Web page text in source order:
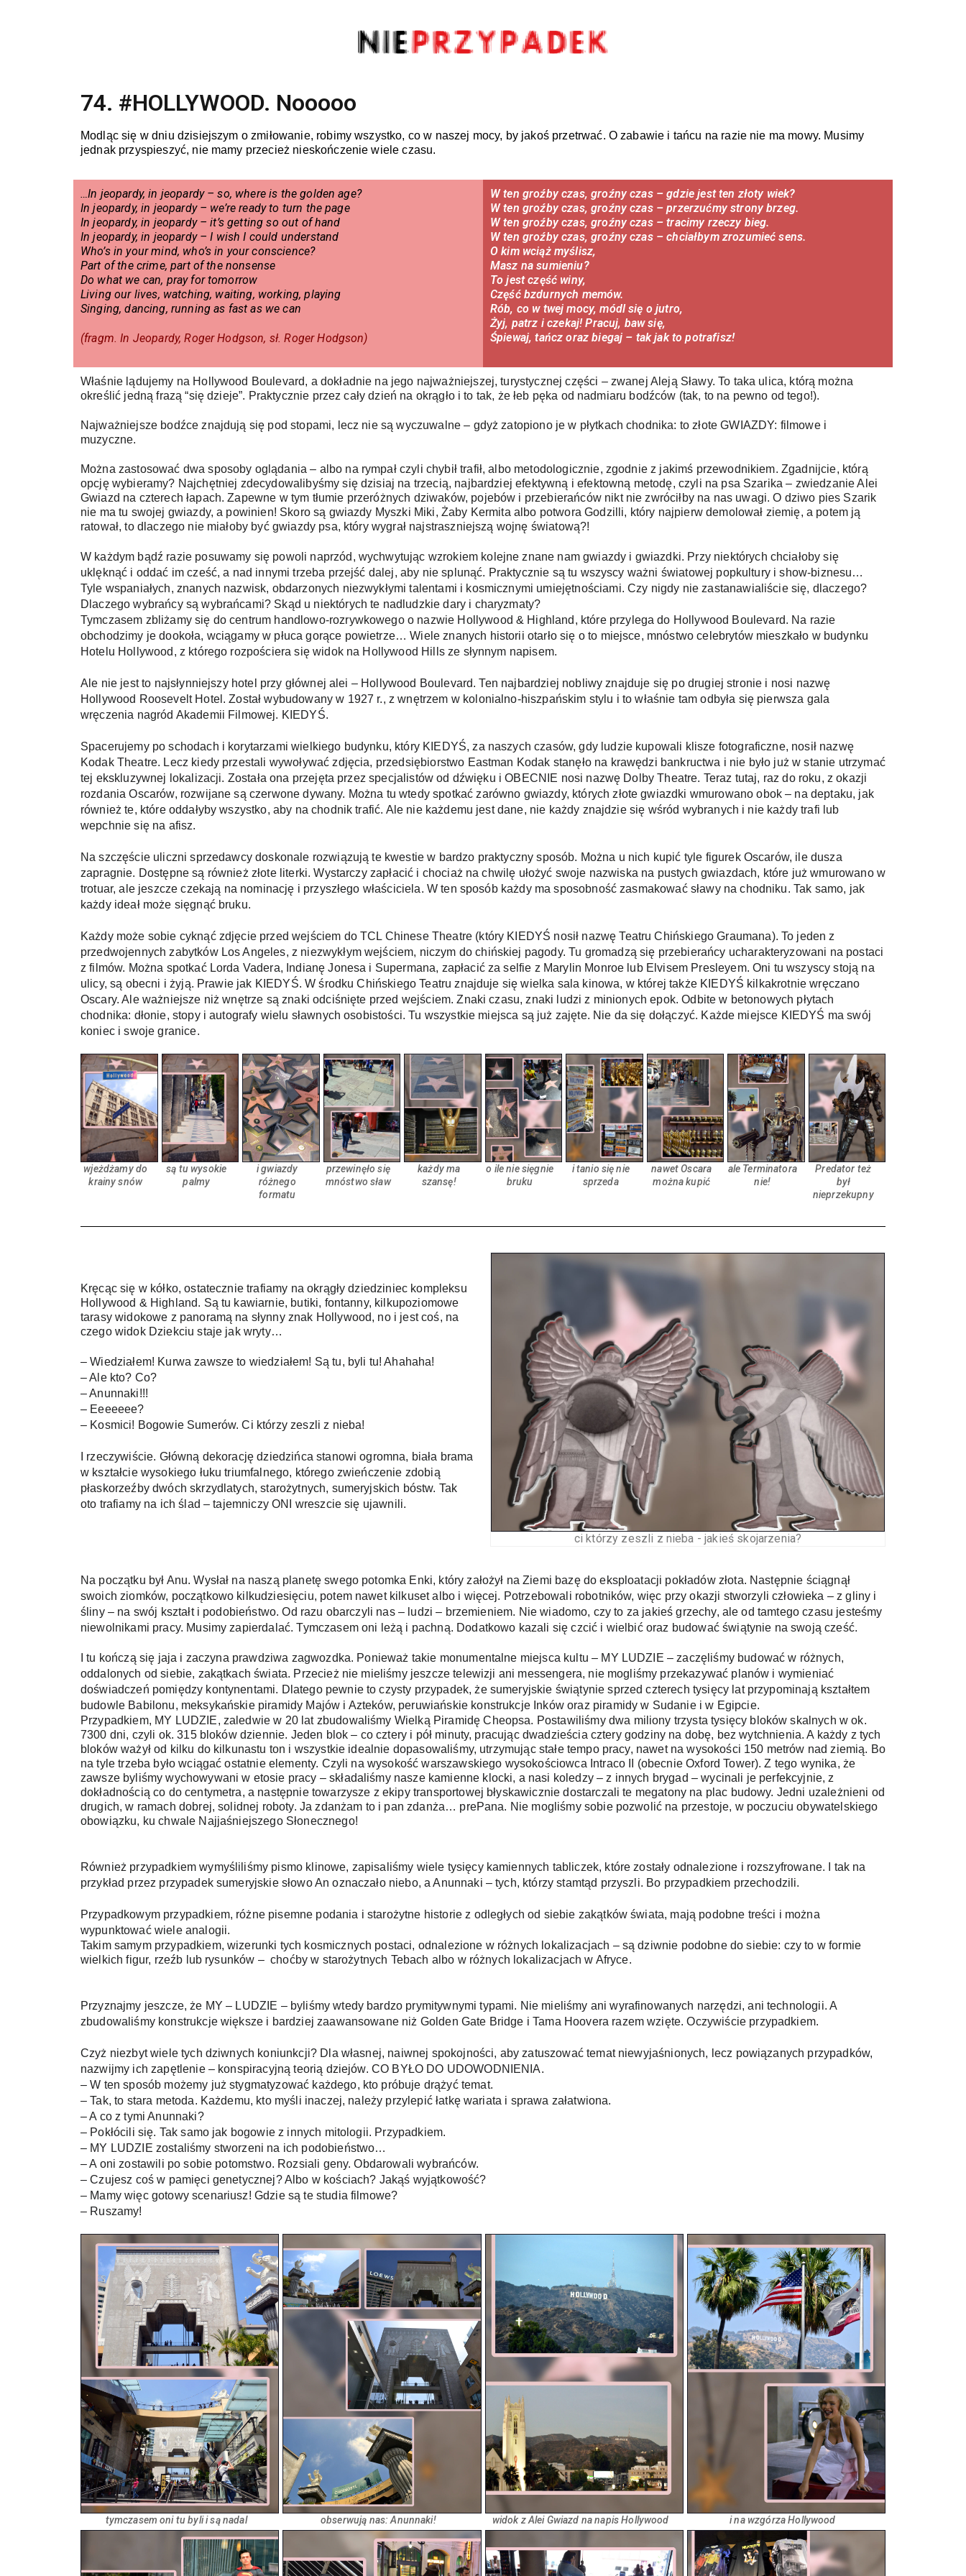
74. #HOLLYWOOD. Nooooo
Modląc się w dniu dzisiejszym o zmiłowanie, robimy wszystko, co w naszej mocy, by jakoś przetrwać. O zabawie i tańcu na razie nie ma mowy. Musimy
jednak przyspieszyć, nie mamy przecież nieskończenie wiele czasu.
…In jeopardy, in jeopardy – so, where is the golden age?
In jeopardy, in jeopardy – we’re ready to turn the page
In jeopardy, in jeopardy – it’s getting so out of hand
In jeopardy, in jeopardy – I wish I could understand
Who’s in your mind, who’s in your conscience?
Part of the crime, part of the nonsense
Do what we can, pray for tomorrow
Living our lives, watching, waiting, working, playing
Singing, dancing, running as fast as we can
(fragm. In Jeopardy, Roger Hodgson, sł. Roger Hodgson)
W ten groźby czas, groźny czas – gdzie jest ten złoty wiek?
W ten groźby czas, groźny czas – przerzućmy strony brzeg.
W ten groźby czas, groźny czas – tracimy rzeczy bieg.
W ten groźby czas, groźny czas – chciałbym zrozumieć sens.
O kim wciąż myślisz,
Masz na sumieniu?
To jest część winy,
Część bzdurnych memów.
Rób, co w twej mocy, módl się o jutro,
Żyj, patrz i czekaj! Pracuj, baw się,
Śpiewaj, tańcz oraz biegaj – tak jak to potrafisz!
Właśnie lądujemy na Hollywood Boulevard, a dokładnie na jego najważniejszej, turystycznej części – zwanej Aleją Sławy. To taka ulica, którą można
określić jedną frazą “się dzieje”. Praktycznie przez cały dzień na okrągło i to tak, że łeb pęka od nadmiaru bodźców (tak, to na pewno od tego!).
Najważniejsze bodźce znajdują się pod stopami, lecz nie są wyczuwalne – gdyż zatopiono je w płytkach chodnika: to złote GWIAZDY: filmowe i
muzyczne.
Można zastosować dwa sposoby oglądania – albo na rympał czyli chybił trafił, albo metodologicznie, zgodnie z jakimś przewodnikiem. Zgadnijcie, którą
opcję wybieramy? Najchętniej zdecydowalibyśmy się dzisiaj na trzecią, najbardziej efektywną i efektowną metodę, czyli na psa Szarika – zwiedzanie Alei
Gwiazd na czterech łapach. Zapewne w tym tłumie przeróżnych dziwaków, pojebów i przebierańców nikt nie zwróciłby na nas uwagi. O dziwo pies Szarik
nie ma tu swojej gwiazdy, a powinien! Skoro są gwiazdy Myszki Miki, Żaby Kermita albo potwora Godzilli, który najpierw demolował ziemię, a potem ją
ratował, to dlaczego nie miałoby być gwiazdy psa, który wygrał najstraszniejszą wojnę światową?!
W każdym bądź razie posuwamy się powoli naprzód, wychwytując wzrokiem kolejne znane nam gwiazdy i gwiazdki. Przy niektórych chciałoby się
uklęknąć i oddać im cześć, a nad innymi trzeba przejść dalej, aby nie splunąć. Praktycznie są tu wszyscy ważni światowej popkultury i show-biznesu…
Tyle wspaniałych, znanych nazwisk, obdarzonych niezwykłymi talentami i kosmicznymi umiejętnościami. Czy nigdy nie zastanawialiście się, dlaczego?
Dlaczego wybrańcy są wybrańcami? Skąd u niektórych te nadludzkie dary i charyzmaty?
Tymczasem zbliżamy się do centrum handlowo-rozrywkowego o nazwie Hollywood & Highland, które przylega do Hollywood Boulevard. Na razie
obchodzimy je dookoła, wciągamy w płuca gorące powietrze… Wiele znanych historii otarło się o to miejsce, mnóstwo celebrytów mieszkało w budynku
Hotelu Hollywood, z którego rozpościera się widok na Hollywood Hills ze słynnym napisem.
Ale nie jest to najsłynniejszy hotel przy głównej alei – Hollywood Boulevard. Ten najbardziej nobliwy znajduje się po drugiej stronie i nosi nazwę
Hollywood Roosevelt Hotel. Został wybudowany w 1927 r., z wnętrzem w kolonialno-hiszpańskim stylu i to właśnie tam odbyła się pierwsza gala
wręczenia nagród Akademii Filmowej. KIEDYŚ.
Spacerujemy po schodach i korytarzami wielkiego budynku, który KIEDYŚ, za naszych czasów, gdy ludzie kupowali klisze fotograficzne, nosił nazwę
Kodak Theatre. Lecz kiedy przestali wywoływać zdjęcia, przedsiębiorstwo Eastman Kodak stanęło na krawędzi bankructwa i nie było już w stanie utrzymać
tej ekskluzywnej lokalizacji. Została ona przejęta przez specjalistów od dźwięku i OBECNIE nosi nazwę Dolby Theatre. Teraz tutaj, raz do roku, z okazji
rozdania Oscarów, rozwijane są czerwone dywany. Można tu wtedy spotkać zarówno gwiazdy, których złote gwiazdki wmurowano obok – na deptaku, jak
również te, które oddałyby wszystko, aby na chodnik trafić. Ale nie każdemu jest dane, nie każdy znajdzie się wśród wybranych i nie każdy trafi lub
wepchnie się na afisz.
Na szczęście uliczni sprzedawcy doskonale rozwiązują te kwestie w bardzo praktyczny sposób. Można u nich kupić tyle figurek Oscarów, ile dusza
zapragnie. Dostępne są również złote literki. Wystarczy zapłacić i chociaż na chwilę ułożyć swoje nazwiska na pustych gwiazdach, które już wmurowano w
trotuar, ale jeszcze czekają na nominację i przyszłego właściciela. W ten sposób każdy ma sposobność zasmakować sławy na chodniku. Tak samo, jak
każdy ideał może sięgnąć bruku.
Każdy może sobie cyknąć zdjęcie przed wejściem do TCL Chinese Theatre (który KIEDYŚ nosił nazwę Teatru Chińskiego Graumana). To jeden z
przedwojennych zabytków Los Angeles, z niezwykłym wejściem, niczym do chińskiej pagody. Tu gromadzą się przebierańcy ucharakteryzowani na postaci
z filmów. Można spotkać Lorda Vadera, Indianę Jonesa i Supermana, zapłacić za selfie z Marylin Monroe lub Elvisem Presleyem. Oni tu wszyscy stoją na
ulicy, są obecni i żyją. Prawie jak KIEDYŚ. W środku Chińskiego Teatru znajduje się wielka sala kinowa, w której także KIEDYŚ kilkakrotnie wręczano
Oscary. Ale ważniejsze niż wnętrze są znaki odciśnięte przed wejściem. Znaki czasu, znaki ludzi z minionych epok. Odbite w betonowych płytach
chodnika: dłonie, stopy i autografy wielu sławnych osobistości. Tu wszystkie miejsca są już zajęte. Nie da się dołączyć. Każde miejsce KIEDYŚ ma swój
koniec i swoje granice.
wjeżdżamy do
krainy snów
są tu wysokie
palmy
i gwiazdy
różnego
formatu
przewinęło się
mnóstwo sław
każdy ma
szansę!
o ile nie sięgnie
bruku
i tanio się nie
sprzeda
nawet Oscara
można kupić
ale Terminatora
nie!
Predator też
był
nieprzekupny
Kręcąc się w kółko, ostatecznie trafiamy na okrągły dziedziniec kompleksu
Hollywood & Highland. Są tu kawiarnie, butiki, fontanny, kilkupoziomowe
tarasy widokowe z panoramą na słynny znak Hollywood, no i jest coś, na
czego widok Dziekciu staje jak wryty…
– Wiedziałem! Kurwa zawsze to wiedziałem! Są tu, byli tu! Ahahaha!
– Ale kto? Co?
– Anunnaki!!!
– Eeeeeee?
– Kosmici! Bogowie Sumerów. Ci którzy zeszli z nieba!
I rzeczywiście. Główną dekorację dziedzińca stanowi ogromna, biała brama
w kształcie wysokiego łuku triumfalnego, którego zwieńczenie zdobią
płaskorzeźby dwóch skrzydlatych, starożytnych, sumeryjskich bóstw. Tak
oto trafiamy na ich ślad – tajemniczy ONI wreszcie się ujawnili.
ci którzy zeszli z nieba - jakieś skojarzenia?
Na początku był Anu. Wysłał na naszą planetę swego potomka Enki, który założył na Ziemi bazę do eksploatacji pokładów złota. Następnie ściągnął
swoich ziomków, początkowo kilkudziesięciu, potem nawet kilkuset albo i więcej. Potrzebowali robotników, więc przy okazji stworzyli człowieka – z gliny i
śliny – na swój kształt i podobieństwo. Od razu obarczyli nas – ludzi – brzemieniem. Nie wiadomo, czy to za jakieś grzechy, ale od tamtego czasu jesteśmy
niewolnikami pracy. Musimy zapierdalać. Tymczasem oni leżą i pachną. Dodatkowo kazali się czcić i wielbić oraz budować świątynie na swoją cześć.
I tu kończą się jaja i zaczyna prawdziwa zagwozdka. Ponieważ takie monumentalne miejsca kultu – MY LUDZIE – zaczęliśmy budować w różnych,
oddalonych od siebie, zakątkach świata. Przecież nie mieliśmy jeszcze telewizji ani messengera, nie mogliśmy przekazywać planów i wymieniać
doświadczeń pomiędzy kontynentami. Dlatego pewnie to czysty przypadek, że sumeryjskie świątynie sprzed czterech tysięcy lat przypominają kształtem
budowle Babilonu, meksykańskie piramidy Majów i Azteków, peruwiańskie konstrukcje Inków oraz piramidy w Sudanie i w Egipcie.
Przypadkiem, MY LUDZIE, zaledwie w 20 lat zbudowaliśmy Wielką Piramidę Cheopsa. Postawiliśmy dwa miliony trzysta tysięcy bloków skalnych w ok.
7300 dni, czyli ok. 315 bloków dziennie. Jeden blok – co cztery i pół minuty, pracując dwadzieścia cztery godziny na dobę, bez wytchnienia. A każdy z tych
bloków ważył od kilku do kilkunastu ton i wszystkie idealnie dopasowaliśmy, utrzymując stałe tempo pracy, nawet na wysokości 150 metrów nad ziemią. Bo
na tyle trzeba było wciągać ostatnie elementy. Czyli na wysokość warszawskiego wysokościowca Intraco II (obecnie Oxford Tower). Z tego wynika, że
zawsze byliśmy wychowywani w etosie pracy – składaliśmy nasze kamienne klocki, a nasi koledzy – z innych brygad – wycinali je perfekcyjnie, z
dokładnością co do centymetra, a następnie towarzysze z ekipy transportowej błyskawicznie dostarczali te megatony na plac budowy. Jedni uzależnieni od
drugich, w ramach dobrej, solidnej roboty. Ja zdanżam to i pan zdanża… prePana. Nie mogliśmy sobie pozwolić na przestoje, w poczuciu obywatelskiego
obowiązku, ku chwale Najjaśniejszego Słonecznego!
Również przypadkiem wymyśliliśmy pismo klinowe, zapisaliśmy wiele tysięcy kamiennych tabliczek, które zostały odnalezione i rozszyfrowane. I tak na
przykład przez przypadek sumeryjskie słowo An oznaczało niebo, a Anunnaki – tych, którzy stamtąd przyszli. Bo przypadkiem przechodzili.
Przypadkowym przypadkiem, różne pisemne podania i starożytne historie z odległych od siebie zakątków świata, mają podobne treści i można
wypunktować wiele analogii.
Takim samym przypadkiem, wizerunki tych kosmicznych postaci, odnalezione w różnych lokalizacjach – są dziwnie podobne do siebie: czy to w formie
wielkich figur, rzeźb lub rysunków –  choćby w starożytnych Tebach albo w różnych lokalizacjach w Afryce.
Przyznajmy jeszcze, że MY – LUDZIE – byliśmy wtedy bardzo prymitywnymi typami. Nie mieliśmy ani wyrafinowanych narzędzi, ani technologii. A
zbudowaliśmy konstrukcje większe i bardziej zaawansowane niż Golden Gate Bridge i Tama Hoovera razem wzięte. Oczywiście przypadkiem.
Czyż niezbyt wiele tych dziwnych koniunkcji? Dla własnej, naiwnej spokojności, aby zatuszować temat niewyjaśnionych, lecz powiązanych przypadków,
nazwijmy ich zapętlenie – konspiracyjną teorią dziejów. CO BYŁO DO UDOWODNIENIA.
– W ten sposób możemy już stygmatyzować każdego, kto próbuje drążyć temat.
– Tak, to stara metoda. Każdemu, kto myśli inaczej, należy przylepić łatkę wariata i sprawa załatwiona.
– A co z tymi Anunnaki?
– Pokłócili się. Tak samo jak bogowie z innych mitologii. Przypadkiem.
– MY LUDZIE zostaliśmy stworzeni na ich podobieństwo…
– A oni zostawili po sobie potomstwo. Rozsiali geny. Obdarowali wybrańców.
– Czujesz coś w pamięci genetycznej? Albo w kościach? Jakąś wyjątkowość?
– Mamy więc gotowy scenariusz! Gdzie są te studia filmowe?
– Ruszamy!
tymczasem oni tu byli i są nadal obserwują nas: Anunnaki! widok z Alei Gwiazd na napis Hollywood i na wzgórza Hollywood